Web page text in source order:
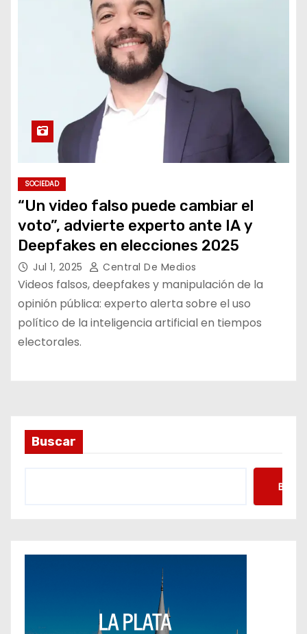
SOCIEDAD
“Un video falso puede cambiar el
voto”, advierte experto ante IA y
Deepfakes en elecciones 2025
Jul 1, 2025 Central De Medios
Videos falsos, deepfakes y manipulación de la
opinión pública: experto alerta sobre el uso
político de la inteligencia artificial en tiempos
electorales.
Buscar